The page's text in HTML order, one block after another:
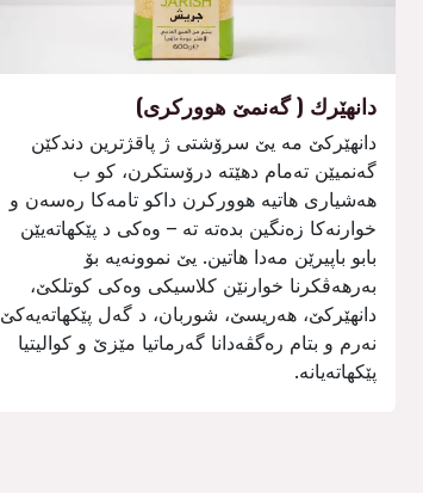
دانھێرك ( گەنمێ ھووركری)
دانھێركێ مە یێ سرۆشتی ژ پاقژترین دندكێن
گەنمیێن تەمام دھێتە درۆستكرن، كو ب
ھەشیاری ھاتیە ھووركرن داكو تامەكا رەسەن و
خوارنەكا زەنگین بدەتە تە – وەكی د پێكھاتەیێن
بابو باپیرێن مەدا ھاتین. یێ نموونەیە بۆ
بەرھەڤكرنا خوارنێن كلاسیكی وەكی كوتلكێ،
دانھێركێ، ھەریسێ، شوربان، د گەل پێكھاتەیەكێ
نەرم و بتام رەگڤەدانا گەرماتیا مێزێ و كوالیتیا
پێكھاتەیانە.​